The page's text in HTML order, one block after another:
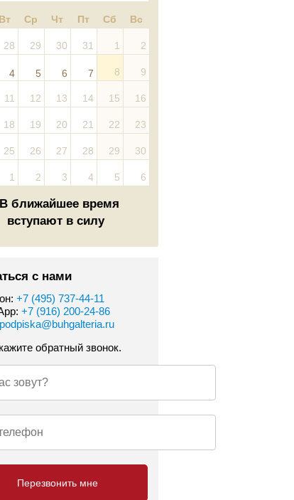
Вт Ср Чт Пт Сб Вс
28 29 30 31 1 2
4 5 6 7 8 9
11 12 13 14 15 16
18 19 20 21 22 23
25 26 27 28 29 30
1 2 3 4 5 6
В ближайшее время
вступают в силу
с нами
+7 (495) 737-44-11
+7 (916) 200-24-86
podpiska@buhgalteria.ru
обратный звонок.